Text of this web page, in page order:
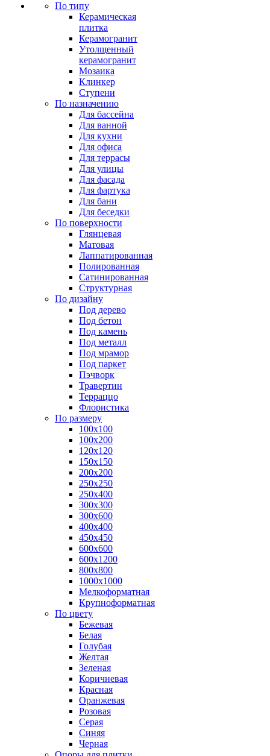
По типу
Керамическая
плитка
Керамогранит
Утолщенный
керамогранит
Мозаика
Клинкер
Ступени
По назначению
Для бассейна
Для ванной
Для кухни
Для офиса
Для террасы
Для улицы
Для фасада
Для фартука
Для бани
Для беседки
По поверхности
Глянцевая
Матовая
Лаппатированная
Полированная
Сатинированная
Структурная
По дизайну
Под дерево
Под бетон
Под камень
Под металл
Под мрамор
Под паркет
Пэчворк
Травертин
Терраццо
Флористика
По размеру
100х100
100х200
120х120
150х150
200х200
250х250
250х400
300х300
300х600
400х400
450х450
600х600
600х1200
800х800
1000х1000
Мелкоформатная
Крупноформатная
По цвету
Бежевая
Белая
Голубая
Желтая
Зеленая
Коричневая
Красная
Оранжевая
Розовая
Серая
Синяя
Черная